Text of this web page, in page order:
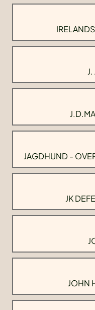
J.
JAGDHUND -
JK
JOHN